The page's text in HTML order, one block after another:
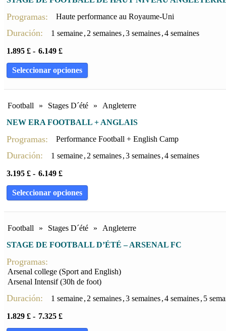
Programas: Haute performance au Royaume-Uni
Duración: 1 semaine ,2 semaines ,3 semaines ,4 semaines
1.895 £ - 6.149 £
Seleccionar opciones
Football » Stages D´été »
Angleterre
NEW ERA FOOTBALL + ANGLAIS
Programas: Performance Football + English Camp
Duración: 1 semaine ,2 semaines ,3 semaines ,4 semaines
3.195 £ - 6.149 £
Seleccionar opciones
Football » Stages D´été »
Angleterre
STAGE DE FOOTBALL D’ÉTÉ – ARSENAL FC
Programas:
Arsenal college (Sport and English)
Arsenal Intensif (30h de foot)
Duración: 1 semaine ,2 semaines ,3 semaines ,4 semaines , 5
1.829 £ - 7.325 £